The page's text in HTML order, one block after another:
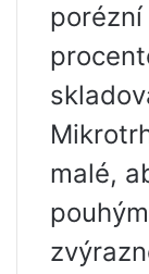
malé,